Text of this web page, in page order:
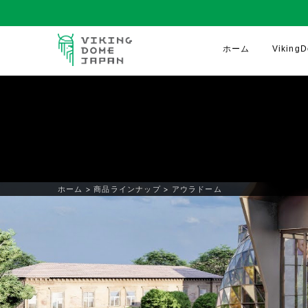
ホーム
ホーム >商品ラインナップ> アウラドーム